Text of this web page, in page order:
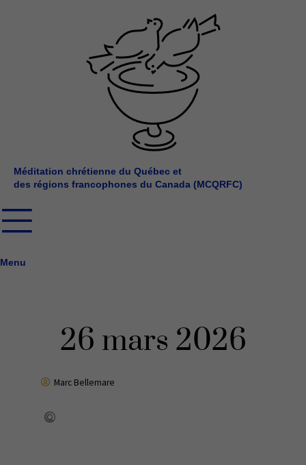
Méditation chrétienne du Québec et
des régions francophones du Canada (MCQRFC)
Menu
26 mars 2026
Marc Bellemare